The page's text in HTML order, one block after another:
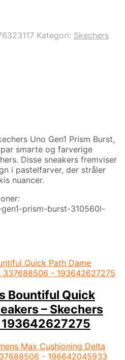
Kategori: Skechers
Uno Gen1 Prism Burst,
smarte og farverige
Disse sneakers fremviser
i pastelfarver, der stråler
nuancer.
prism-burst-310560l-
Bountiful Quick
– Skechers